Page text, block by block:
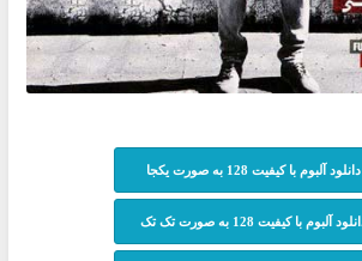
دانلود آلبوم با کیفیت 128 به صورت یکجا
آلبوم با کیفیت 128 به صورت تک تک